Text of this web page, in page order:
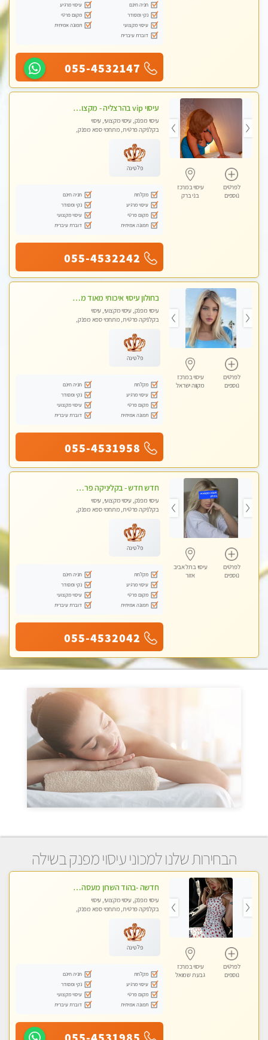
חניה חינם
עיסוי מרגיע
נקי ומסודר
מקום פרטי
עיסוי מקצועי
תמונה אמיתית
דוברת עיברית
055-4532147
לפרטים
נוספים
עיסוי במרכז
בני ברק
עיסוי vip בהרצליה - מקצועי ומפנק ומיוחד
עיסוי מפנק, עיסוי מקצועי, עיסוי
בקלניקה פרטית, מתחמי ספא מפנק,
פלטינה
מקלחת
חניה חינם
עיסוי מרגיע
נקי ומסודר
מקום פרטי
עיסוי מקצועי
תמונה אמיתית
דוברת עיברית
055-4532242
לפרטים
נוספים
עיסוי במרכז
מקווה ישראל
בחולון עיסוי איכותי מאוד מעסה מקצועית
עיסוי מפנק, עיסוי מקצועי, עיסוי
בקלניקה פרטית, מתחמי ספא מפנק,
פלטינה
מקלחת
חניה חינם
עיסוי מרגיע
נקי ומסודר
מקום פרטי
עיסוי מקצועי
תמונה אמיתית
דוברת עיברית
055-4531958
לפרטים
נוספים
עיסוי בתל אביב
אזור
חדש חדש - בקליניקה פרטית בחולון עיסוי לחידוש אנרגיות עיסוי חלומי מומלץ מאוד-ללא מין! highly recommended new in the city
עיסוי מפנק, עיסוי מקצועי, עיסוי
בקלניקה פרטית, מתחמי ספא מפנק,
פלטינה
מקלחת
חניה חינם
עיסוי מרגיע
נקי ומסודר
מקום פרטי
עיסוי מקצועי
תמונה אמיתית
דוברת עיברית
055-4532042
הבחירות שלנו למכוני עיסוי מפנק בשילה
לפרטים
נוספים
עיסוי במרכז
גבעת שמואל
חדשה -בהוד השרון מעסה איכותית מפנקת ומקצועית לעיסוי חלומי .....
עיסוי מפנק, עיסוי מקצועי, עיסוי
בקלניקה פרטית, מתחמי ספא מפנק,
פלטינה
מקלחת
חניה חינם
עיסוי מרגיע
נקי ומסודר
מקום פרטי
עיסוי מקצועי
תמונה אמיתית
דוברת עיברית